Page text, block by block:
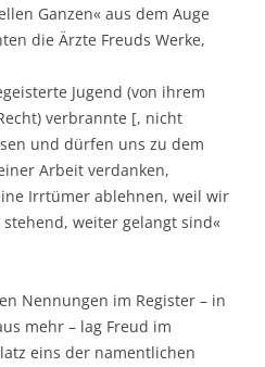
Ganzen« aus dem Auge
die Ärzte Freuds Werke,
Jugend (von ihrem
verbrannte [, nicht
und dürfen uns zu dem
Arbeit verdanken,
Irrtümer ablehnen, weil wir
weiter gelangt sind«
Nennungen im Register – in
mehr – lag Freud im
eins der namentlichen